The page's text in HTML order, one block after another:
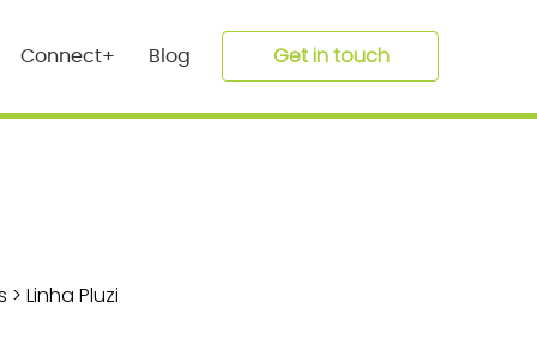
Connect+ Blog Get in touch
> Linha Pluzi